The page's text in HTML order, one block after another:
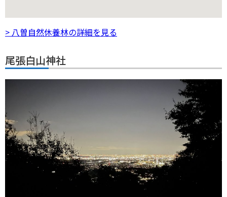
> 八曽自然休養林の詳細を見る
尾張白山神社